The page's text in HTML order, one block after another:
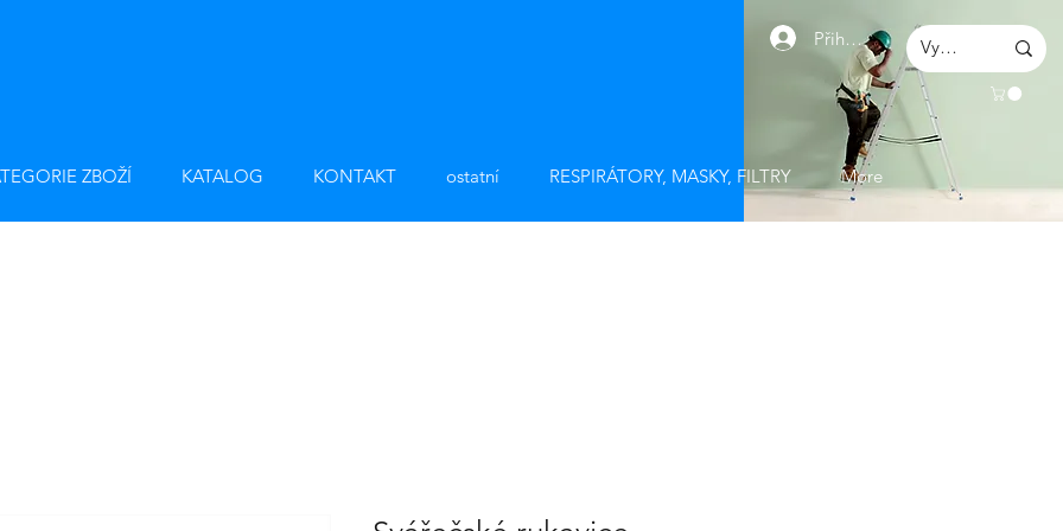
Přihlásit se
ZBOŽÍ KATALOG KONTAKT ostatní RESPIRÁTORY, MASKY, FILTRY More